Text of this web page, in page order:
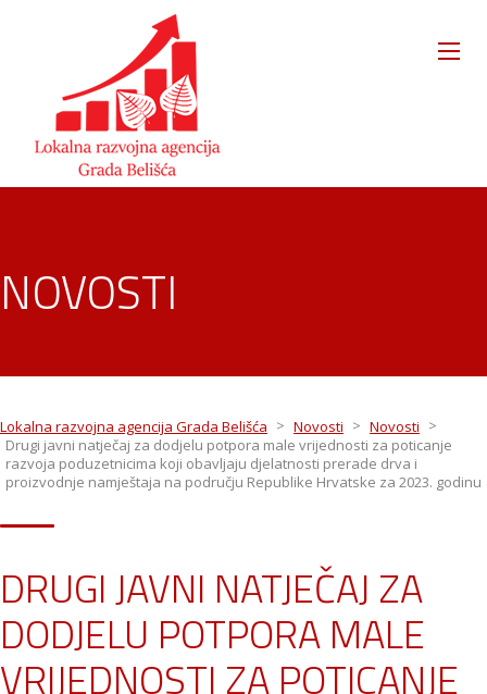
NOVOSTI
Lokalna razvojna agencija Grada Belišća > Novosti > Novosti >
Drugi javni natječaj za dodjelu potpora male vrijednosti za poticanje
razvoja poduzetnicima koji obavljaju djelatnosti prerade drva i
proizvodnje namještaja na području Republike Hrvatske za 2023. godinu
DRUGI JAVNI NATJEČAJ ZA
DODJELU POTPORA MALE
VRIJEDNOSTI ZA POTICANJE